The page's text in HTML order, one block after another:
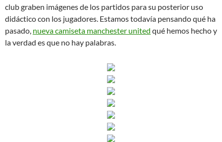
club graben imágenes de los partidos para su posterior uso
didáctico con los jugadores. Estamos todavía pensando qué ha
pasado, nueva camiseta manchester united qué hemos hecho y
la verdad es que no hay palabras.